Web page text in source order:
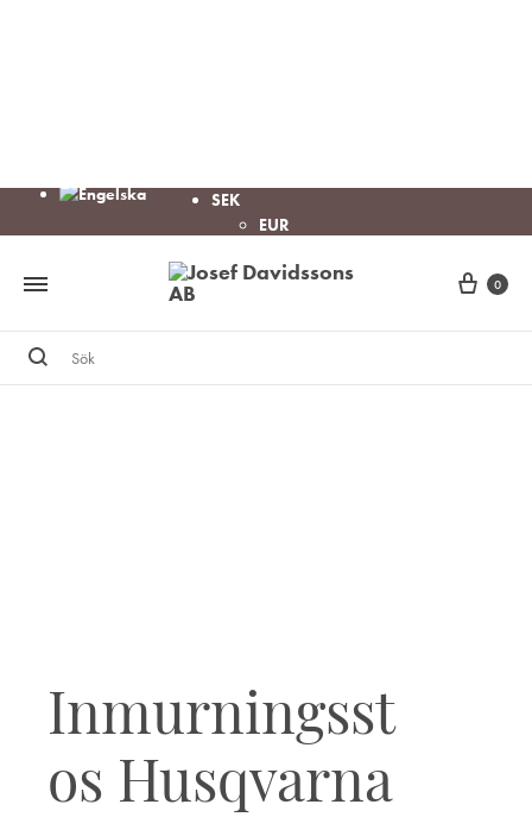
SEK
EUR
Cart
0
Sök
Inmurningsst
os Husqvarna